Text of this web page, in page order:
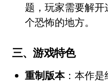
题，玩家需要解
个恐怖的地方。
三、游戏特色
重制版本：本作是